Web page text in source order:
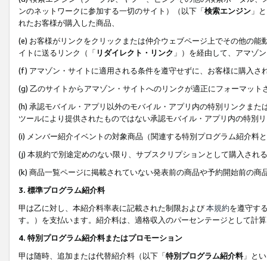
ンのネットワークに参加する一切のサイト）（以下「検索エンジン 」
れたお客様が購入した商品、
(e) お客様がリンクをクリックまたは仲介ウェブページ上でその他の
イトに送るリンク（「 リダイレクト・リンク 」）を経由して、アマゾ
(f) アマゾン・サイトに適用される条件を遵守せずに、お客様に購入さ
(g) 乙のサイトからアマゾン・サイトへのリンクが適正にフォーマッ
(h) 承認モバイル・アプリ以外のモバイル・アプリ内の特別リンクま
ツールにより提供されたものではない承認モバイル・アプリ内の特別
(i) メンバー紹介イベントの対象商品（関連する特別プログラム紹介料
(j) 本規約で別途定めのない限り、サブスクリプションとして購入され
(k) 商品一覧ページに掲載されていない発表前の商品や予約開始前の商
3. 標準プログラム紹介料
甲は乙に対し、本紹介料率表に記載された制限および本規約を遵守す
す。）を支払います。紹介料は、適格収入のパーセンテージとして計
4. 特別プログラム紹介料またはプロモーション
甲は随時、追加または代替紹介料（以下「特別プログラム紹介料」と